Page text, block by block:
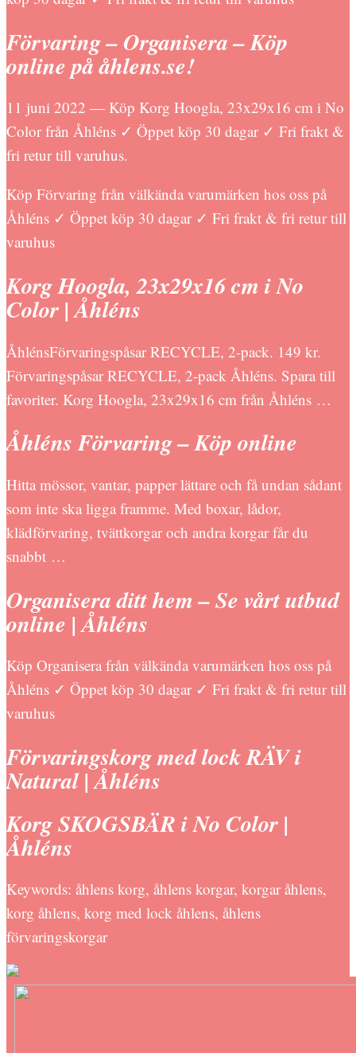
Förvaring – Organisera – Köp
online på åhlens.se!
11 juni 2022 — Köp Korg Hoogla, 23x29x16 cm i No
Color från Åhléns ✓ Öppet köp 30 dagar ✓ Fri frakt &
fri retur till varuhus.
Köp Förvaring från välkända varumärken hos oss på
Åhléns ✓ Öppet köp 30 dagar ✓ Fri frakt & fri retur till
varuhus
Korg Hoogla, 23x29x16 cm i No
Color | Åhléns
ÅhlénsFörvaringspåsar RECYCLE, 2-pack. 149 kr.
Förvaringspåsar RECYCLE, 2-pack Åhléns. Spara till
favoriter. Korg Hoogla, 23x29x16 cm från Åhléns …
Åhléns Förvaring – Köp online
Hitta mössor, vantar, papper lättare och få undan sådant
som inte ska ligga framme. Med boxar, lådor,
klädförvaring, tvättkorgar och andra korgar får du
snabbt …
Organisera ditt hem – Se vårt utbud
online | Åhléns
Köp Organisera från välkända varumärken hos oss på
Åhléns ✓ Öppet köp 30 dagar ✓ Fri frakt & fri retur till
varuhus
Förvaringskorg med lock RÄV i
Natural | Åhléns
Korg SKOGSBÄR i No Color |
Åhléns
Keywords: åhlens korg, åhlens korgar, korgar åhlens,
korg åhlens, korg med lock åhlens, åhlens
förvaringskorgar